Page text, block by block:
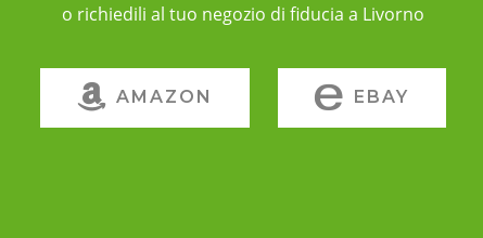
o richiedili al tuo negozio di fiducia a Livorno
AMAZON EBAY